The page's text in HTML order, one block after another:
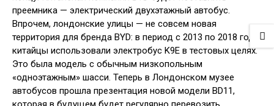
преемника — электрический двухэтажный автобус.
Впрочем, лондонские улицы — не совсем новая
территория для бренда BYD: в период с 2013 по 2018 год
китайцы использовали электробус K9E в тестовых целях.
Это была модель с обычным низкопольным
«одноэтажным» шасси. Теперь в Лондонском музее
автобусов прошла презентация новой модели BD11,